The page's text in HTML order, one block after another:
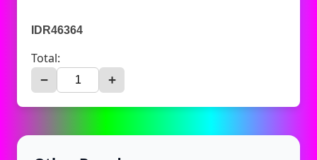
IDR46364
Total:
− +